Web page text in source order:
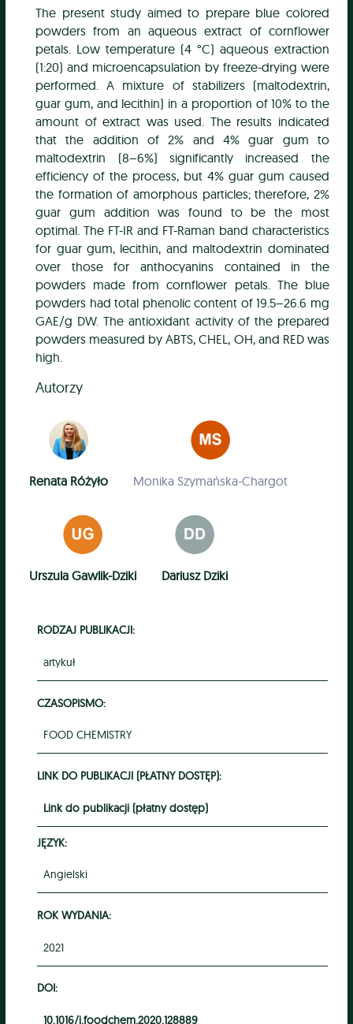
The present study aimed to prepare blue colored
powders from an aqueous extract of cornflower
petals. Low temperature (4 °C) aqueous extraction
(1:20) and microencapsulation by freeze-drying were
performed. A mixture of stabilizers (maltodextrin,
guar gum, and lecithin) in a proportion of 10% to the
amount of extract was used. The results indicated
that the addition of 2% and 4% guar gum to
maltodextrin (8–6%) significantly increased the
efficiency of the process, but 4% guar gum caused
the formation of amorphous particles; therefore, 2%
guar gum addition was found to be the most
optimal. The FT-IR and FT-Raman band characteristics
for guar gum, lecithin, and maltodextrin dominated
over those for anthocyanins contained in the
powders made from cornflower petals. The blue
powders had total phenolic content of 19.5–26.6 mg
GAE/g DW. The antioxidant activity of the prepared
powders measured by ABTS, CHEL, OH, and RED was
high.
Autorzy
Renata Różyło Monika Szymańska-Chargot
Urszula Gawlik-Dziki Dariusz Dziki
RODZAJ PUBLIKACJI:
artykuł
CZASOPISMO:
FOOD CHEMISTRY
LINK DO PUBLIKACJI (PŁATNY DOSTĘP):
Link do publikacji (płatny dostęp)
JĘZYK:
Angielski
ROK WYDANIA:
2021
DOI:
10.1016/j.foodchem.2020.128889